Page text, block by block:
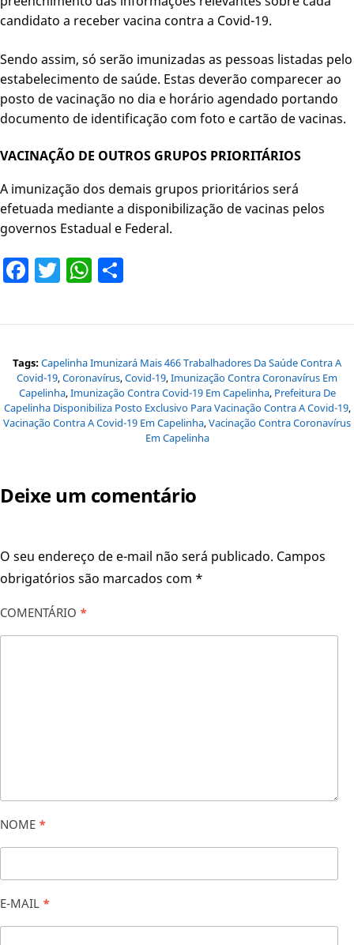
candidato a receber vacina contra a Covid-19.
Sendo assim, só serão imunizadas as pessoas listadas pelo
estabelecimento de saúde. Estas deverão comparecer ao
posto de vacinação no dia e horário agendado portando
documento de identificação com foto e cartão de vacinas.
VACINAÇÃO DE OUTROS GRUPOS PRIORITÁRIOS
A imunização dos demais grupos prioritários será
efetuada mediante a disponibilização de vacinas pelos
governos Estadual e Federal.
Facebook
TwitterWhatsApp
Tags:Capelinha Imunizará Mais 466 Trabalhadores Da Saúde Contra A
Covid-19,Coronavírus,Covid-19,Imunização Contra Coronavírus Em
Capelinha,Imunização Contra Covid-19 Em Capelinha, Prefeitura De
Capelinha Disponibiliza Posto Exclusivo Para Vacinação Contra A Covid-19,
Vacinação Contra A Covid-19 Em Capelinha,Vacinação Contra Coronavírus
Em Capelinha
Deixe um comentário
O seu endereço de e-mail não será publicado. Campos
obrigatórios são marcados com *
COMENTÁRIO *
NOME *
E-MAIL *